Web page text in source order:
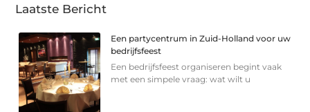
Laatste Bericht
Een partycentrum in Zuid-Holland voor uw
bedrijfsfeest
Een bedrijfsfeest organiseren begint vaak
met een simpele vraag: wat wilt u